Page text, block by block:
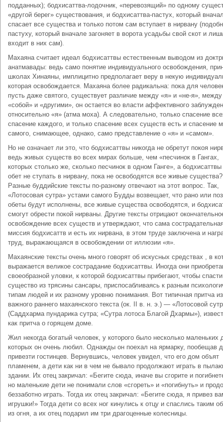
подданных); бодхисаттва-лодочник, «перевозящий» по одному
«другой берег» существования, и бодхисаттва-пастух, который
спасает все существа и только потом сам вступает в нирвану
пастуху, который вначале загоняет в ворота усадьбы свой скот и
входит в них сам).
Махаяна считает идеал бодхисаттвы естественным выводом из
анатмавады: ведь само понятие индивидуального освобождения,
школах Хинаяны, имплицитно предполагает веру в некую
которая освобождается. Махаяна более радикальна: пока для
пусть даже святого, существует различие между «я» и «не-я», между
«собой» и «другими», он остается во власти аффективного
относительно «я» (атма моха). А следовательно, только спасение
спасение каждого, и только спасение всех существ есть и спасение
самого, снимающее, однако, само представление о «я» и «самом».
Но не означает ли это, что бодхисаттвы никогда не обретут покоя
ведь живых существ во всех мирах больше, чем «песчинок в Гангах,
которых столько же, сколько песчинок в одном Ганге», а
обет не ступать в нирвану, пока не освободятся все живые существа?
Разные буддийские тексты по-разному отвечают на этот вопрос. Так,
«Лотосовая сутра» устами самого Будды возвещает, что рано или
обеты будут исполнены, все живые существа освободятся, и
смогут обрести покой нирваны. Другие тексты отрицают
освобождение всех существ и утверждают, что сама
миссия бодхисаттв и есть их нирвана, в этом труде заключена и
труд, выражающаяся в освобождении от иллюзии «я».
Махаянские тексты очень много говорят об искусных средствах , в
выражается великое сострадание бодхисаттвы. Иногда они
своеобразной уловки, к которой бодхисаттвы прибегают, чтобы
существо из трясины сансары, приспосабливаясь к разным
типам людей и их разному уровню понимания. Вот типичная притча из
важного раннего махаянского текста (ок. II в. н. э.) — «Лотосовой
(Саддхарма пундарика сутра; «Сутра лотоса Благой Дхармы»),
как притча о горящем доме.
Жил некогда богатый человек, у которого было несколько маленьких
которых он очень любил. Однажды он поехал на ярмарку, пообещав
привезти гостинцев. Вернувшись, человек увидел, что его дом объят
пламенем, а дети как ни в чем не бывало продолжают играть в
здании. Их отец закричал: «Бегите сюда, иначе вы сгорите и
но маленькие дети не понимали слов «сгореть» и «погибнуть» и
беззаботно играть. Тогда их отец закричал: «Бегите сюда, я привез
игрушки!» Тогда дети со всех ног кинулись к отцу и спаслись таким
из огня, а их отец подарил им три драгоценные колесницы.